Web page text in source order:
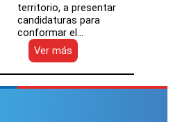
territorio, a presentar
candidaturas para
conformar el…
Ver más
SLEP
Atacama
convoca